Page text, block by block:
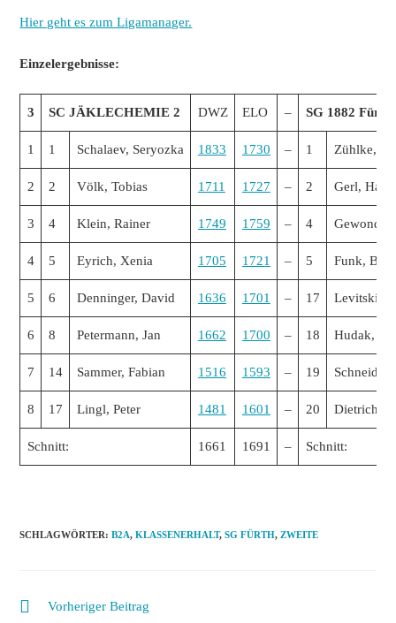
Hier geht es zum Ligamanager.
Einzelergebnisse:
3 SC JÄKLECHEMIE 2 DWZ ELO – SG 1882 Fürth
1 1 Schalaev, Seryozka 1833 1730 – 1 Zühlke,
2 2 Völk, Tobias 1711 1727 – 2 Gerl,
3 4 Klein, Rainer 1749 1759 – 4
4 5 Eyrich, Xenia 1705 1721 – 5 Funk,
5 6 Denninger, David 1636 1701 – 17 Levitskii,
6 8 Petermann, Jan 1662 1700 – 18 Hudak,
7 14 Sammer, Fabian 1516 1593 – 19
8 17 Lingl, Peter 1481 1601 – 20 Dietrich,
Schnitt: 1661 1691 – Schnitt:
SCHLAGWÖRTER:B2A, KLASSENERHALT, SG FÜRTH, ZWEITE
WeitereVorheriger Beitrag